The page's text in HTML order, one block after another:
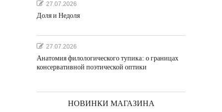
27.07.2026
Доля и Недоля
27.07.2026
Анатомия филологического тупика: о границах
консервативной поэтической оптики
НОВИНКИ МАГАЗИНА